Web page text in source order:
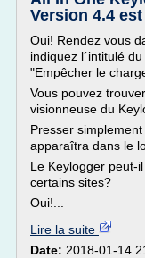
Version 4.4 est
Oui! Rendez vous
indiquez l´intitulé
"Empêcher le
Vous pouvez
visionneuse du
Presser
apparaîtra dans le
Le Keylogger peut-
certains sites?
Oui!...
Lire la suite
Date: 2018-01-14